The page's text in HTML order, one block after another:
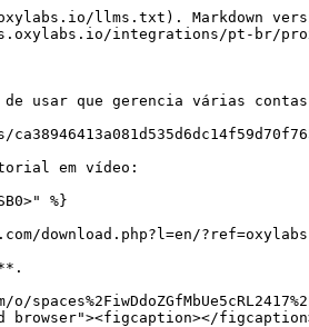
llms.txt). Markdown
integrations/pt-br/
usar que gerencia várias contas
em vídeo:
%}
download.php?l=en/
browser"><figcaption></